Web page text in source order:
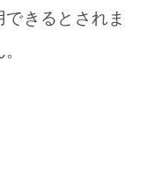
きるとされま